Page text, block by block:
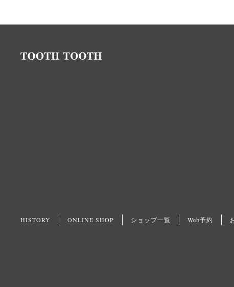
HISTORY ONLINE SHOP ショップ一覧 Web予約